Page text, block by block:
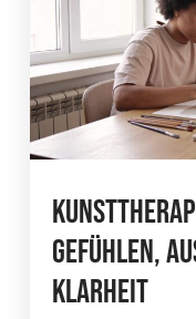
Gefühlen,
Klarheit